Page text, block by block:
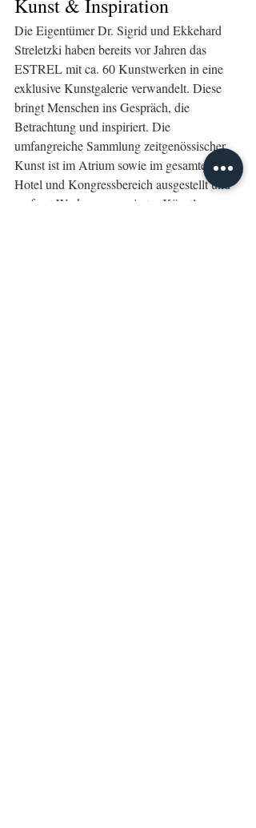
Kunst & Inspiration
Die Eigentümer Dr. Sigrid und Ekkehard
Streletzki haben bereits vor Jahren das
ESTREL mit ca. 60 Kunstwerken in eine
exklusive Kunstgalerie verwandelt. Diese
bringt Menschen ins Gespräch, die
Betrachtung und inspiriert. Die
umfangreiche Sammlung zeitgenössischer
Kunst ist im Atrium sowie im gesamten
Hotel und Kongressbereich ausgestellt und
umfasst Werke renommierter Künstler,